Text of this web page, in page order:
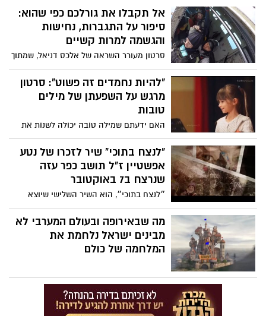
החטופים שעוד מוחזקים בשבי.
אל תקבלו את גורלכם כפי שהוא:
סיפור על התגברות, נחישות
והגשמה למרות קשיים
סרטון מעורר השראה של אלכס דניאל, שמתוך
סיפורו האישי משתף שהכוח לשנות ולעצב את
חייך נמצא אצלך והוא זמין יותר מתמיד.
מאחד שלא היה לו כלום, היום יש לאלכס
הכל, בריאות, כסף, אהבה, והוא מגשים את
עצמם. צפו
"להיות נחמדים זה פשוט": סרטון
מרגש על השפעתן של מילים
טובות
האם ידעתם שמילה טובה יכולה לשנות את
עולמו של אדם אחר? לפניכם סרטון מרגש
שמדגיש את החשיבות של להיות קצת יותר
נחמדים לעולם. הסרטון מתייחס לצעירים
ומבוגרים כאחד, ומראה כיצד פעולה פשוטה
כמו להגיד מילה טובה יכולה להשפיע באופן
משמעותי על חייו של אדם אחר. לפעמים
שעשו בסרטון, ניתן לכתוב מילה טובה על
פתק ולהעביר אותה הלאה. צפו בסרטון ותגלו
כיצד מחווה קטנה יכולה לחולל שינוי גדול!
"לנצח בתוכי" שיר לזכרו של נטע
אפשטיין ז"ל תושב כפר עזה
שנרצח ב7 באוקטובר
״לנצח בתוכי״, הוא השיר השלישי שיוצא
לאור מתוך פרויקט "גיבורים", יצירתם של
גלעד שגב וגלעד שמואלי למען חללי הגבורה
של השביעי לאוקטובר ומלחמת חרבות ברזל.
מה שבאירופה ובעולם המערבי לא
מבינים ישראל נלחמת את
המלחמה של כולם